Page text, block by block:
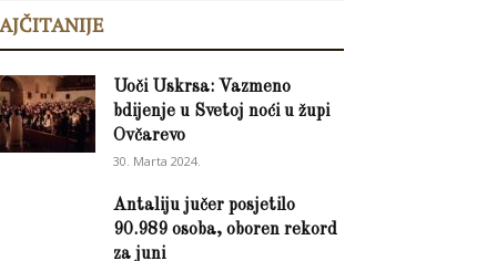
Uoči Uskrsa: Vazmeno
bdijenje u Svetoj noći u župi
Ovčarevo
30. Marta 2024.
Antaliju jučer posjetilo
90.989 osoba, oboren rekord
za juni